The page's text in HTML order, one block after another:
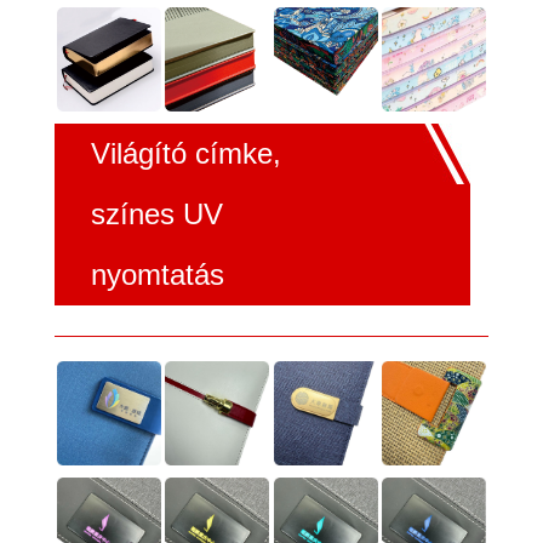
Világító címke,
színes UV
nyomtatás